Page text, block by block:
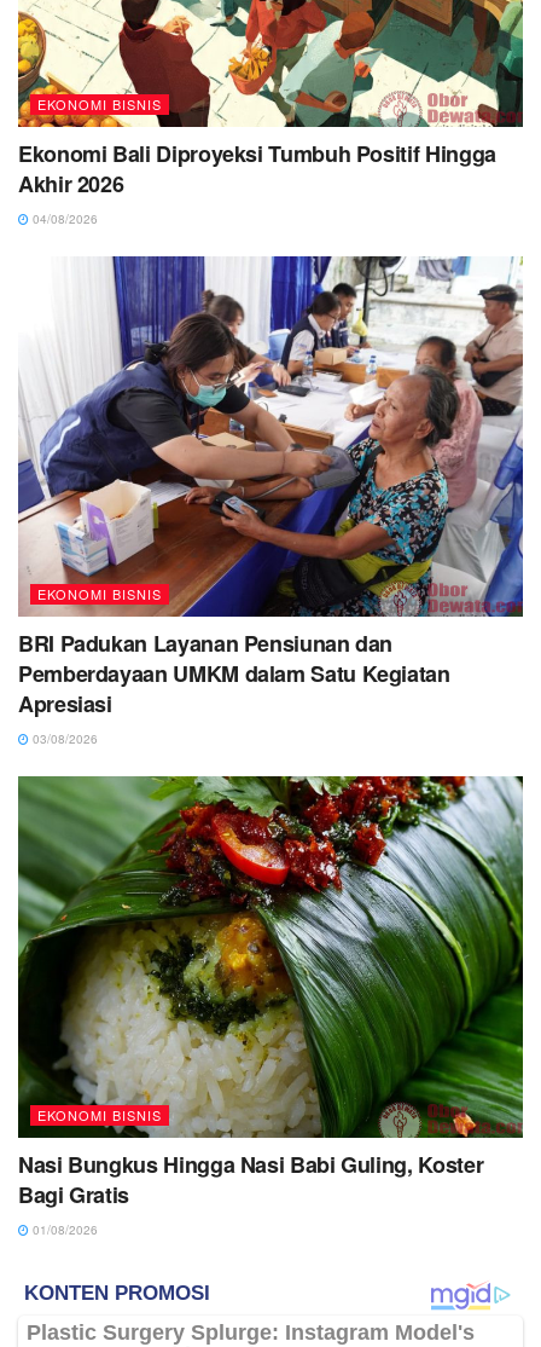
EKONOMI BISNIS
Ekonomi Bali Diproyeksi Tumbuh Positif Hingga
Akhir 2026
04/08/2026
EKONOMI BISNIS
BRI Padukan Layanan Pensiunan dan
Pemberdayaan UMKM dalam Satu Kegiatan
Apresiasi
03/08/2026
EKONOMI BISNIS
Nasi Bungkus Hingga Nasi Babi Guling, Koster
Bagi Gratis
01/08/2026